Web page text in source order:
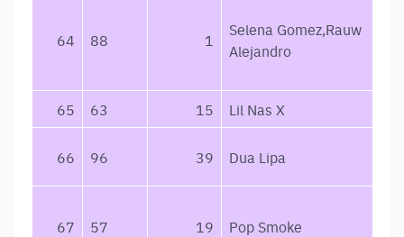
64 88 1
Selena Gomez,Rauw
Alejandro
65 63 15 Lil Nas X
66 96 39 Dua Lipa
67 57 19 Pop Smoke